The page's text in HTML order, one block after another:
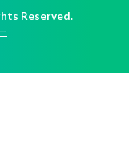
Reserved.